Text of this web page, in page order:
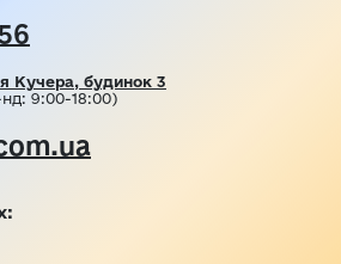
Кучера, будинок 3
9:00-18:00)